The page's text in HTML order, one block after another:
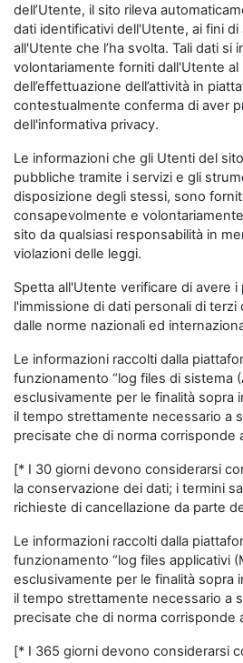
dell’Utente, il sito rileva
dati identificativi dell'Utente, ai fini di
all'Utente che l’ha svolta. Tali dati si
volontariamente forniti dall'Utente al
dell’effettuazione dell’attività in
contestualmente conferma di aver
dell'informativa privacy.
Le informazioni che gli Utenti del
pubbliche tramite i servizi e gli
disposizione degli stessi, sono
consapevolmente e
sito da qualsiasi responsabilità in
violazioni delle leggi.
Spetta all'Utente verificare di avere
l'immissione di dati personali di
dalle norme nazionali ed
Le informazioni raccolti dalla
funzionamento “log files di sistema
esclusivamente per le finalità sopra
il tempo strettamente necessario a
precisate che di norma corrisponde
[* I 30 giorni devono considerarsi
la conservazione dei dati; i termini
richieste di cancellazione da parte
Le informazioni raccolti dalla
funzionamento “log files applicativi
esclusivamente per le finalità sopra
il tempo strettamente necessario a
precisate che di norma corrisponde
[* I 365 giorni devono considerarsi